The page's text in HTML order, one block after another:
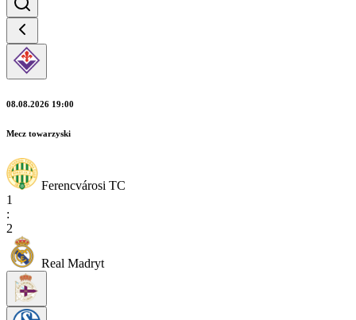
08.08.2026 19:00
Mecz towarzyski
Ferencvárosi TC
1
:
2
Real Madryt